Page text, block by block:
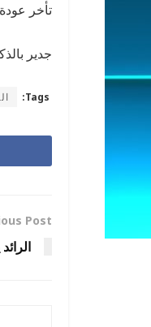
تأخر
جدير بالذكر أن
Tags:
Post